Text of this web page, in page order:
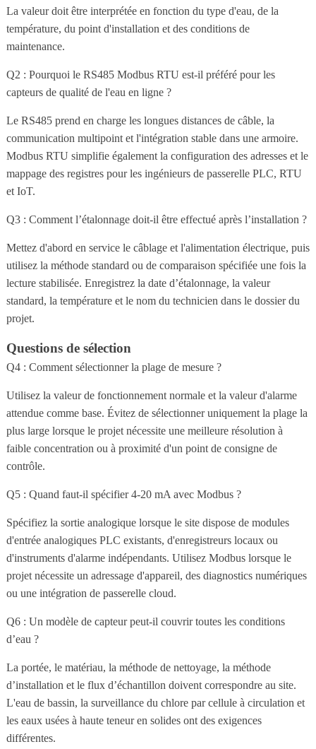
La valeur doit être interprétée en fonction du type d'eau, de la
température, du point d'installation et des conditions de
maintenance.
Q2 : Pourquoi le RS485 Modbus RTU est-il préféré pour les
capteurs de qualité de l'eau en ligne ?
Le RS485 prend en charge les longues distances de câble, la
communication multipoint et l'intégration stable dans une armoire.
Modbus RTU simplifie également la configuration des adresses et le
mappage des registres pour les ingénieurs de passerelle PLC, RTU
et IoT.
Q3 : Comment l’étalonnage doit-il être effectué après l’installation ?
Mettez d'abord en service le câblage et l'alimentation électrique, puis
utilisez la méthode standard ou de comparaison spécifiée une fois la
lecture stabilisée. Enregistrez la date d’étalonnage, la valeur
standard, la température et le nom du technicien dans le dossier du
projet.
Questions de sélection
Q4 : Comment sélectionner la plage de mesure ?
Utilisez la valeur de fonctionnement normale et la valeur d'alarme
attendue comme base. Évitez de sélectionner uniquement la plage la
plus large lorsque le projet nécessite une meilleure résolution à
faible concentration ou à proximité d'un point de consigne de
contrôle.
Q5 : Quand faut-il spécifier 4-20 mA avec Modbus ?
Spécifiez la sortie analogique lorsque le site dispose de modules
d'entrée analogiques PLC existants, d'enregistreurs locaux ou
d'instruments d'alarme indépendants. Utilisez Modbus lorsque le
projet nécessite un adressage d'appareil, des diagnostics numériques
ou une intégration de passerelle cloud.
Q6 : Un modèle de capteur peut-il couvrir toutes les conditions
d’eau ?
La portée, le matériau, la méthode de nettoyage, la méthode
d’installation et le flux d’échantillon doivent correspondre au site.
L'eau de bassin, la surveillance du chlore par cellule à circulation et
les eaux usées à haute teneur en solides ont des exigences
différentes.